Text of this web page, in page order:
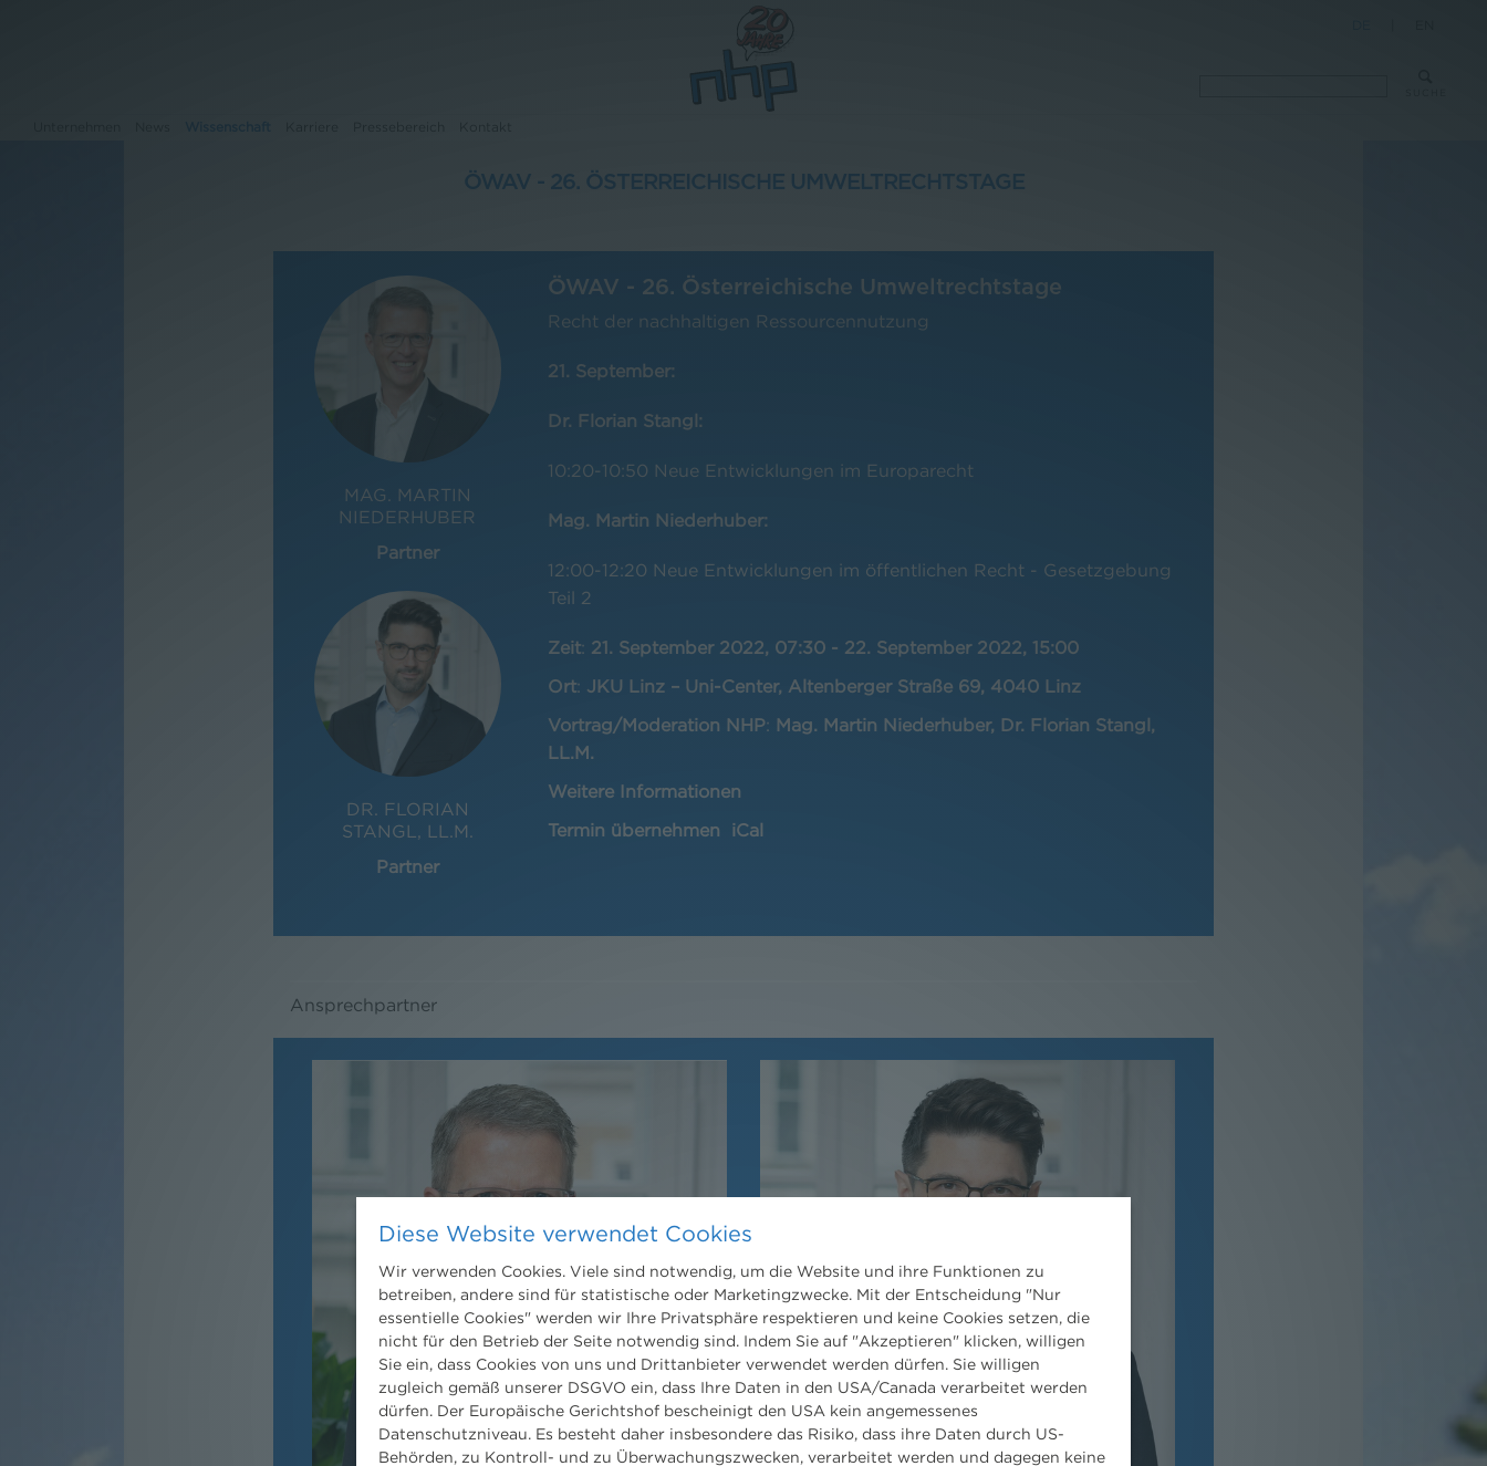
ÖWAV - 26. ÖSTERREICHISCHE UMWELTRECHTSTAGE
MAG. MARTIN
NIEDERHUBER
Partner
DR. FLORIAN
STANGL, LL.M.
Partner
ÖWAV - 26. Österreichische Umweltrechtstage
Recht der nachhaltigen Ressourcennutzung
21. September:
Dr. Florian Stangl:
10:20-10:50 Neue Entwicklungen im Europarecht
Mag. Martin Niederhuber:
12:00-12:20 Neue Entwicklungen im öffentlichen Recht - Gesetzgebung
Teil 2
Zeit: 21. September 2022, 07:30 - 22. September 2022, 15:00
Ort: JKU Linz – Uni-Center, Altenberger Straße 69, 4040 Linz
Vortrag/Moderation NHP: Mag. Martin Niederhuber, Dr. Florian Stangl,
LL.M.
Weitere Informationen
Termin übernehmen
iCal
Ansprechpartner
Diese Website verwendet Cookies
Wir verwenden Cookies. Viele sind notwendig, um die Website und ihre Funktionen zu
betreiben, andere sind für statistische oder Marketingzwecke. Mit der Entscheidung "Nur
essentielle Cookies" werden wir Ihre Privatsphäre respektieren und keine Cookies setzen, die
nicht für den Betrieb der Seite notwendig sind. Indem Sie auf "Akzeptieren" klicken, willigen
Sie ein, dass Cookies von uns und Drittanbieter verwendet werden dürfen. Sie willigen
zugleich gemäß unserer DSGVO ein, dass Ihre Daten in den USA/Canada verarbeitet werden
dürfen. Der Europäische Gerichtshof bescheinigt den USA kein angemessenes
Datenschutzniveau. Es besteht daher insbesondere das Risiko, dass ihre Daten durch US-
Behörden, zu Kontroll- und zu Überwachungszwecken, verarbeitet werden und dagegen keine